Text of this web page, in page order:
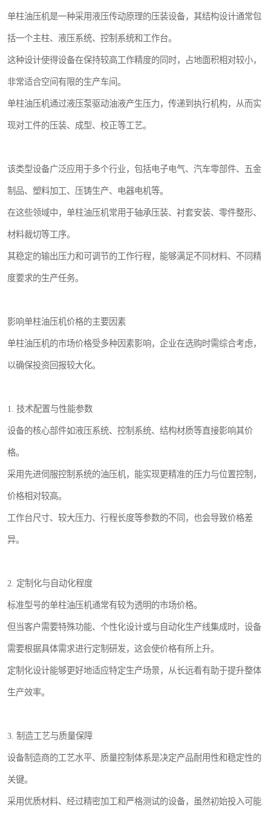
单柱油压机是一种采用液压传动原理的压装设备，其结构设计通常包
括一个主柱、液压系统、控制系统和工作台。
这种设计使得设备在保持较高工作精度的同时，占地面积相对较小，
非常适合空间有限的生产车间。
单柱油压机通过液压泵驱动油液产生压力，传递到执行机构，从而实
现对工件的压装、成型、校正等工艺。
该类型设备广泛应用于多个行业，包括电子电气、汽车零部件、五金
制品、塑料加工、压铸生产、电器电机等。
在这些领域中，单柱油压机常用于轴承压装、衬套安装、零件整形、
材料裁切等工序。
其稳定的输出压力和可调节的工作行程，能够满足不同材料、不同精
度要求的生产任务。
影响单柱油压机价格的主要因素
单柱油压机的市场价格受多种因素影响，企业在选购时需综合考虑，
以确保投资回报较大化。
1. 技术配置与性能参数
设备的核心部件如液压系统、控制系统、结构材质等直接影响其价
格。
采用先进伺服控制系统的油压机，能实现更精准的压力与位置控制，
价格相对较高。
工作台尺寸、较大压力、行程长度等参数的不同，也会导致价格差
异。
2. 定制化与自动化程度
标准型号的单柱油压机通常有较为透明的市场价格。
但当客户需要特殊功能、个性化设计或与自动化生产线集成时，设备
需要根据具体需求进行定制研发，这会使价格有所上升。
定制化设计能够更好地适应特定生产场景，从长远看有助于提升整体
生产效率。
3. 制造工艺与质量保障
设备制造商的工艺水平、质量控制体系是决定产品耐用性和稳定性的
关键。
采用优质材料、经过精密加工和严格测试的设备，虽然初始投入可能